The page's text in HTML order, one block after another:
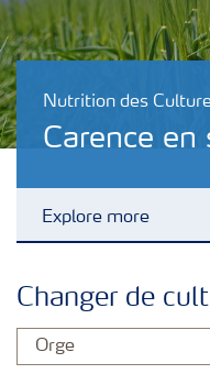
Nutrition des
Carence en
Explore more
Cultures
Changer de